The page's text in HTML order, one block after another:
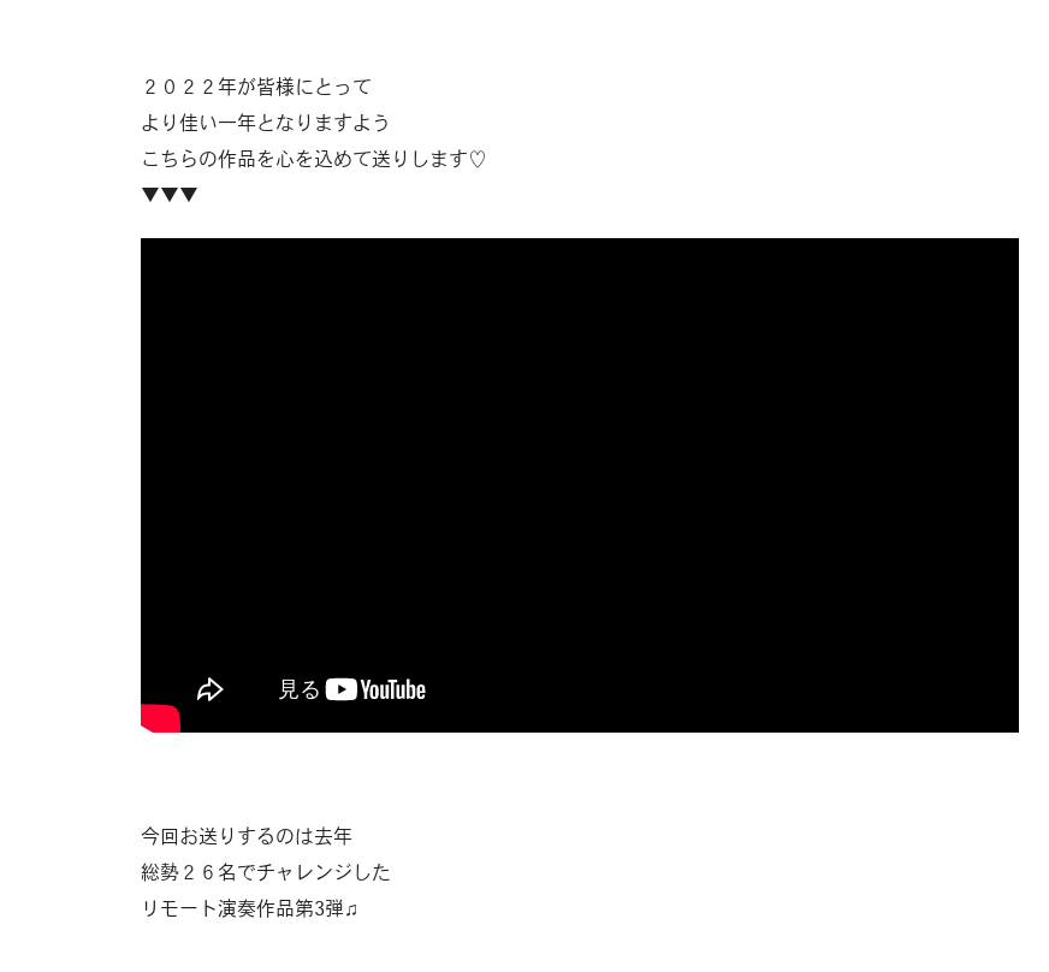
２０２２年が皆様にとって
より佳い一年となりますよう
こちらの作品を心を込めて送りします♡
▼▼▼
今回お送りするのは去年
総勢２６名でチャレンジした
リモート演奏作品第3弾♫